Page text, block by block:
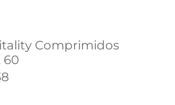
Comprimidos
60